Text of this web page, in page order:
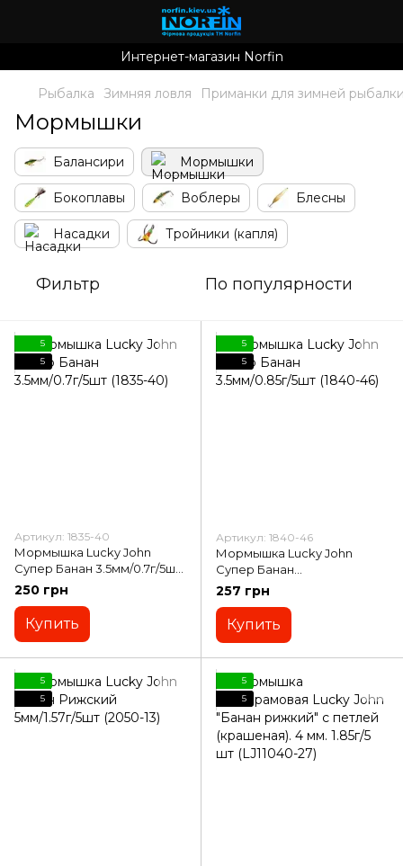
Интернет-магазин Norfin
Рыбалка Зимняя ловля Приманки для зимней
Мормышки
Балансири Мормышки
Бокоплавы Воблеры Блесны
Насадки Тройники (капля)
Фильтр По популярности
5
5
Артикул: 1835-40
Мормышка Lucky John
Супер Банан 3.5мм/0.7г/5шт
(1835-40)
250 грн
Купить
5
5
Артикул: 1840-46
Мормышка Lucky John
Супер Банан
3.5мм/0.85г/5шт (1840-46)
257 грн
Купить
5
5
5
5